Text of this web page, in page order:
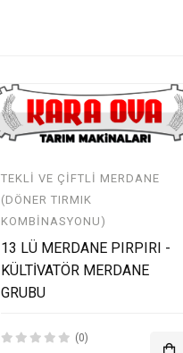
TEKLI VE ÇIFTLI MERDANE
(DÖNER TIRMIK
KOMBINASYONU)
13 LÜ MERDANE PIRPIRI -
KÜLTİVATÖR MERDANE
GRUBU
(0)